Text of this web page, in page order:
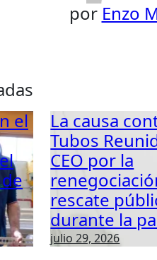
por Enzo
el
La causa
Tubos
CEO por la
rescate
durante la
julio 29, 2026